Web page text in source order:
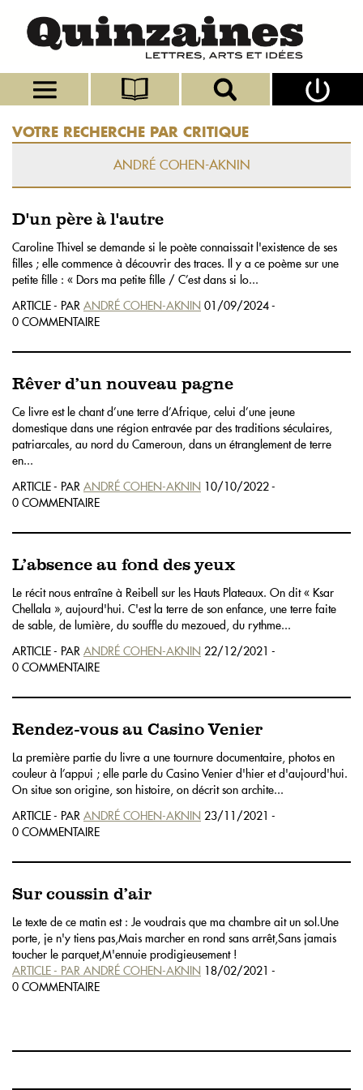
VOTRE RECHERCHE PAR CRITIQUE
ANDRÉ COHEN-AKNIN
D'un père à l'autre
Caroline Thivel se demande si le poète connaissait l'existence de ses
filles ; elle commence à découvrir des traces. Il y a ce poème sur une
petite fille : « Dors ma petite fille / C’est dans si lo...
ARTICLE - PAR ANDRÉ COHEN-AKNIN 01/09/2024 -
0 COMMENTAIRE
Rêver d’un nouveau pagne
Ce livre est le chant d’une terre d’Afrique, celui d’une jeune
domestique dans une région entravée par des traditions séculaires,
patriarcales, au nord du Cameroun, dans un étranglement de terre
en...
ARTICLE - PAR ANDRÉ COHEN-AKNIN 10/10/2022 -
0 COMMENTAIRE
L’absence au fond des yeux
Le récit nous entraîne à Reibell sur les Hauts Plateaux. On dit « Ksar
Chellala », aujourd'hui. C'est la terre de son enfance, une terre faite
de sable, de lumière, du souffle du mezoued, du rythme...
ARTICLE - PAR ANDRÉ COHEN-AKNIN 22/12/2021 -
0 COMMENTAIRE
Rendez-vous au Casino Venier
La première partie du livre a une tournure documentaire, photos en
couleur à l’appui ; elle parle du Casino Venier d'hier et d'aujourd'hui.
On situe son origine, son histoire, on décrit son archite...
ARTICLE - PAR ANDRÉ COHEN-AKNIN 23/11/2021 -
0 COMMENTAIRE
Sur coussin d’air
Le texte de ce matin est : Je voudrais que ma chambre ait un sol.Une
porte, je n'y tiens pas,Mais marcher en rond sans arrêt,Sans jamais
toucher le parquet,M'ennuie prodigieusement !
ARTICLE - PAR ANDRÉ COHEN-AKNIN 18/02/2021 -
0 COMMENTAIRE